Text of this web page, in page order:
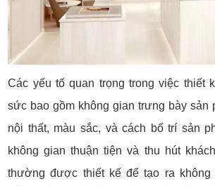
Các yếu tố quan trọng trong việc thiết
sức bao gồm không gian trưng bày sản
nội thất, màu sắc, và cách bố trí sản
không gian thuận tiện và thu hút
thường được thiết kế để tạo ra không